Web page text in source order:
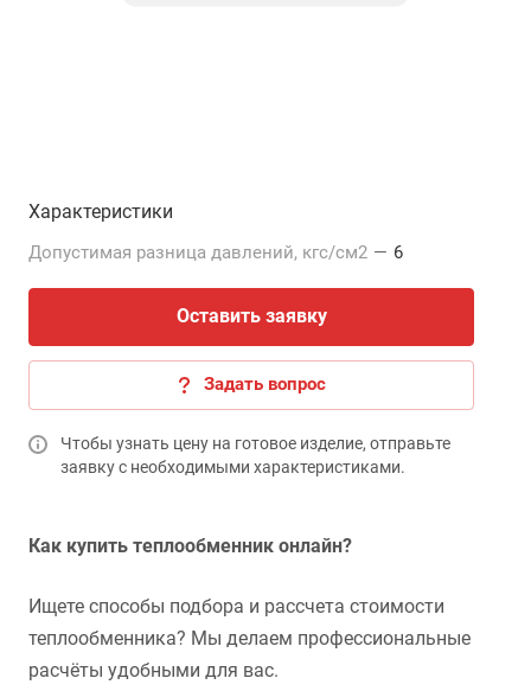
Характеристики
Допустимая разница давлений, кгс/см2 — 6
Оставить заявку
Задать вопрос
Чтобы узнать цену на готовое изделие, отправьте
заявку с необходимыми характеристиками.
Как купить теплообменник онлайн?
Ищете способы подбора и рассчета стоимости
теплообменника? Мы делаем профессиональные
расчёты удобными для вас.